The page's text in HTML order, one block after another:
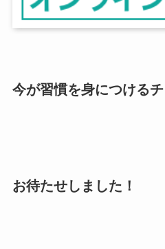
今が習慣を身につけるチ
お待たせしました！